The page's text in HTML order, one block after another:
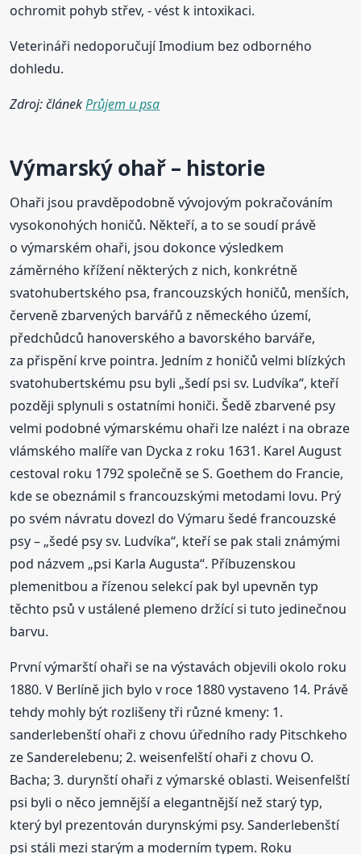
ochromit pohyb střev, - vést k intoxikaci.
Veterináři nedoporučují Imodium bez odborného
dohledu.
Zdroj: článekPrůjem u psa
Výmarský ohař – historie
Ohaři jsou pravděpodobně vývojovým pokračováním
vysokonohých honičů. Někteří, a to se soudí právě
o výmarském ohaři, jsou dokonce výsledkem
záměrného křížení některých z nich, konkrétně
svatohubertského psa, francouzských honičů, menších,
červeně zbarvených barvářů z německého území,
předchůdců hanoverského a bavorského barváře,
za přispění krve pointra. Jedním z honičů velmi blízkých
svatohubertskému psu byli „šedí psi sv. Ludvíka“, kteří
později splynuli s ostatními honiči. Šedě zbarvené psy
velmi podobné výmarskému ohaři lze nalézt i na obraze
vlámského malíře van Dycka z roku 1631. Karel August
cestoval roku 1792 společně se S. Goethem do Francie,
kde se obeznámil s francouzskými metodami lovu. Prý
po svém návratu dovezl do Výmaru šedé francouzské
psy – „šedé psy sv. Ludvíka“, kteří se pak stali známými
pod názvem „psi Karla Augusta“. Příbuzenskou
plemenitbou a řízenou selekcí pak byl upevněn typ
těchto psů v ustálené plemeno držící si tuto jedinečnou
barvu.
První výmarští ohaři se na výstavách objevili okolo roku
1880. V Berlíně jich bylo v roce 1880 vystaveno 14. Právě
tehdy mohly být rozlišeny tři různé kmeny: 1.
sanderlebenští ohaři z chovu úředního rady Pitschkeho
ze Sanderelebenu; 2. weisenfelští ohaři z chovu O.
Bacha; 3. durynští ohaři z výmarské oblasti. Weisenfelští
psi byli o něco jemnější a elegantnější než starý typ,
který byl prezentován durynskými psy. Sanderlebenští
psi stáli mezi starým a moderním typem. Roku